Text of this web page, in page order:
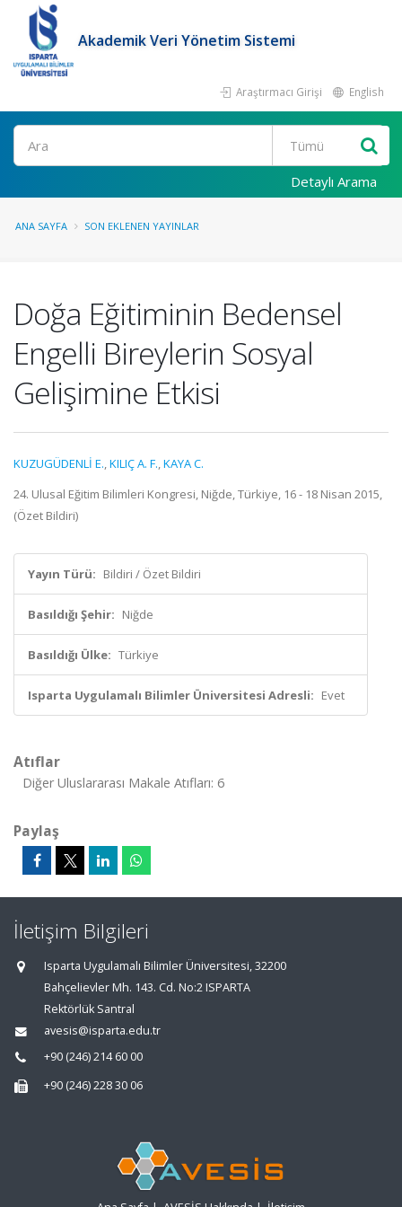
Akademik Veri Yönetim Sistemi
Araştırmacı Girişi English
Ara
Detaylı Arama
ANA SAYFA SON EKLENEN YAYINLAR
Doğa Eğitiminin Bedensel
Engelli Bireylerin Sosyal
Gelişimine Etkisi
KUZUGÜDENLİ E.,KILIÇ A. F.,KAYA C.
24. Ulusal Eğitim Bilimleri Kongresi, Niğde, Türkiye, 16 - 18 Nisan 2015,
(Özet Bildiri)
Yayın Türü: Bildiri / Özet Bildiri
Basıldığı Şehir: Niğde
Basıldığı Ülke: Türkiye
Isparta Uygulamalı Bilimler Üniversitesi Adresli: Evet
Atıflar
Diğer Uluslararası Makale Atıfları: 6
Paylaş
İletişim Bilgileri
Isparta Uygulamalı Bilimler Üniversitesi, 32200
Bahçelievler Mh. 143. Cd. No:2 ISPARTA
Rektörlük Santral
avesis@isparta.edu.tr
+90 (246) 214 60 00
+90 (246) 228 30 06